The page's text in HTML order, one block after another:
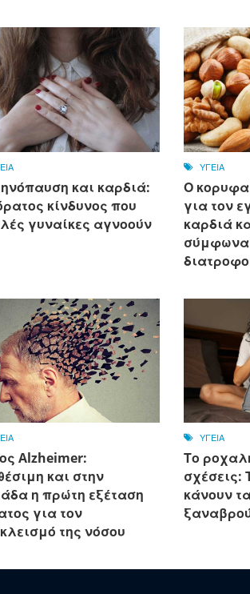
και καρδιά:
κίνδυνος που
γυναίκες αγνοούν
ΥΓΕΙΑ
Ο
για τον
καρδιά
σύμφωνα
Alzheimer:
και στην
η πρώτη εξέταση
για τον
της νόσου
ΥΓΕΙΑ
Το
σχέσεις:
κάνουν